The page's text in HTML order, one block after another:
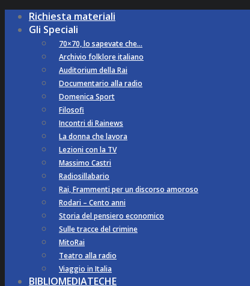
Richiesta materiali
Gli Speciali
70×70, lo sapevate che…
Archivio folklore italiano
Auditorium della Rai
Documentario alla radio
Domenica Sport
Filosofi
Incontri di Rainews
La donna che lavora
Lezioni con la TV
Massimo Castri
Radiosillabario
Rai, Frammenti per un discorso amoroso
Rodari – Cento anni
Storia del pensiero economico
Sulle tracce del crimine
MitoRai
Teatro alla radio
Viaggio in Italia
BIBLIOMEDIATECHE